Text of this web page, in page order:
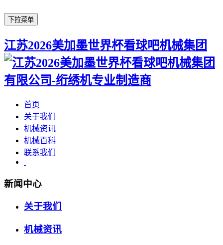
下拉菜单
江苏2026美加墨世界杯看球吧机械集团
首页
关于我们
机械资讯
机械百科
联系我们
新闻中心
关于我们
机械资讯